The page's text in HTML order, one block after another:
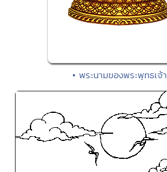
• พระนามของพระพุทธเจ้า